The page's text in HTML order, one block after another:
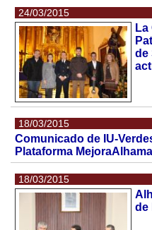
24/03/2015
de
18/03/2015
Comunicado de IU-
Plataforma MejoraAlhama
18/03/2015
de